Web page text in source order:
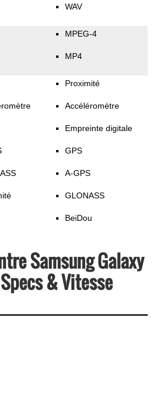
WAV
MPEG-4
MP4
Proximité
Accéléromètre
Empreinte digitale
GPS
A-GPS
GLONASS
BeiDou
Samsung Galaxy
& Vitesse